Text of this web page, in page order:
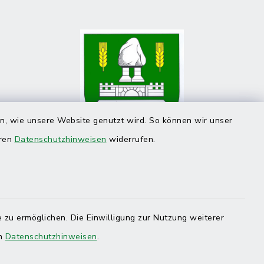
wie unsere Website genutzt wird. So können wir unser
Datenschutzhinweisen widerrufen.
ermöglichen. Die Einwilligung zur Nutzung weiterer
Datenschutzhinweisen.